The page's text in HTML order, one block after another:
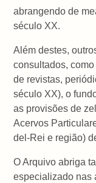
abrangendo de
século XX.
Além destes,
consultados,
de revistas,
século XX), o
as provisões de
Acervos
del-Rei e região)
O Arquivo abriga
especializado nas